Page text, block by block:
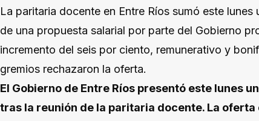
La paritaria docente en Entre Ríos sumó este
de una propuesta salarial por parte del Gobierno
incremento del seis por ciento, remunerativo y
gremios rechazaron la oferta.
El Gobierno de Entre Ríos presentó este lunes
tras la reunión de la paritaria docente. La